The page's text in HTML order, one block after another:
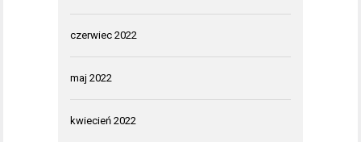
czerwiec 2022
maj 2022
kwiecień 2022